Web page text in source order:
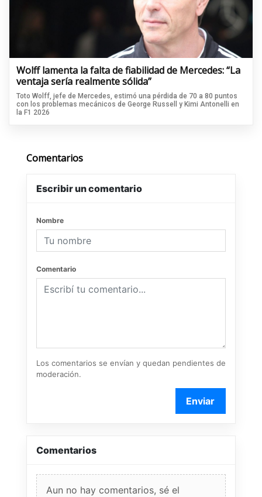
Wolff lamenta la falta de fiabilidad de Mercedes: “La
ventaja sería realmente sólida”
Toto Wolff, jefe de Mercedes, estimó una pérdida de 70 a 80 puntos
con los problemas mecánicos de George Russell y Kimi Antonelli en
la F1 2026
Comentarios
Escribir un comentario
Nombre
Comentario
Los comentarios se envían y quedan pendientes de
moderación.
Enviar
Comentarios
Aun no hay comentarios, sé el